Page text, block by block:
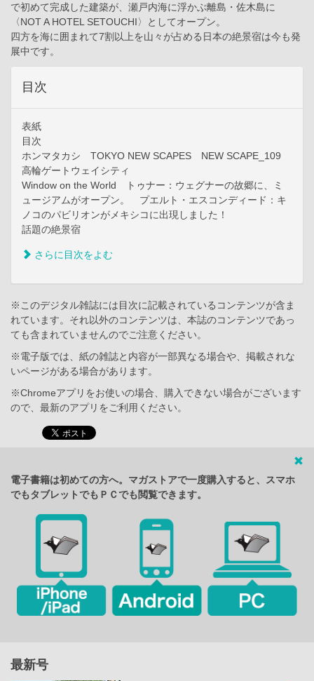
で初めて完成した建築が、瀬戸内海に浮かぶ離島・佐木島に
〈NOT A HOTEL SETOUCHI〉としてオープン。
四方を海に囲まれて7割以上を山々が占める日本の絶景宿は今も発
展中です。
目次
表紙
目次
ホンマタカシ TOKYO NEW SCAPES NEW SCAPE_109
高輪ゲートウェイシティ
Window on the World トゥナー：ウェグナーの故郷に、ミ
ュージアムがオープン。 プエルト・エスコンディード：キ
ノコのパビリオンがメキシコに出現しました！
話題の絶景宿
さらに目次をよむ
※このデジタル雑誌には目次に記載されているコンテンツが含ま
れています。それ以外のコンテンツは、本誌のコンテンツであっ
ても含まれていませんのでご注意ください。
※電子版では、紙の雑誌と内容が一部異なる場合や、掲載されな
いページがある場合があります。
※Chromeアプリをお使いの場合、購入できない場合がございます
ので、最新のアプリをご利用ください。
電子書籍は初めての方へ。マガストアで一度購入すると、スマホ
でもタブレットでもＰＣでも閲覧できます。
最新号